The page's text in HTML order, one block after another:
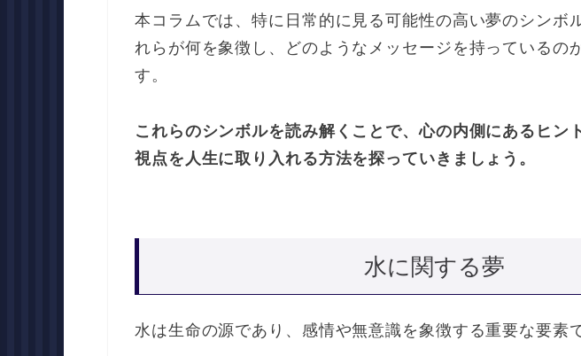
本コラムでは、特に日常的に見る可能性の高い夢のシンボ
れらが何を象徴し、どのようなメッセージを持っているの
す。
これらのシンボルを読み解くことで、心の内側にあるヒン
視点を人生に取り入れる方法を探っていきましょう。
水に関する夢
水は生命の源であり、感情や無意識を象徴する重要な要素